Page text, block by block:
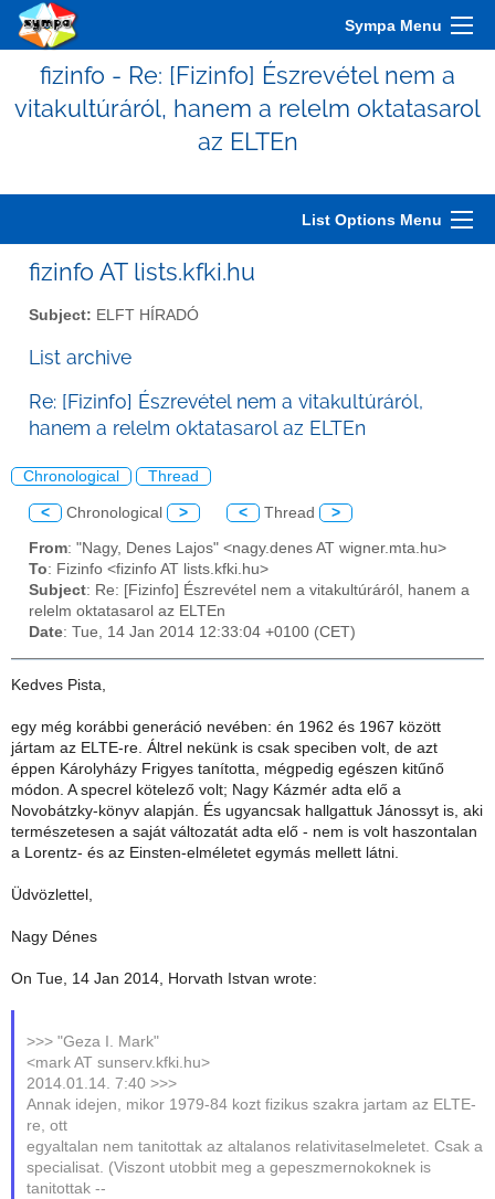
Sympa Menu
fizinfo - Re: [Fizinfo] Észrevétel nem a
vitakultúráról, hanem a relelm oktatasarol
az ELTEn
List Options Menu
fizinfo AT lists.kfki.hu
Subject: ELFT HÍRADÓ
List archive
Re: [Fizinfo] Észrevétel nem a vitakultúráról,
hanem a relelm oktatasarol az ELTEn
Chronological Thread
< Chronological > < Thread >
From: "Nagy, Denes Lajos" <nagy.denes AT wigner.mta.hu>
To: Fizinfo <fizinfo AT lists.kfki.hu>
Subject: Re: [Fizinfo] Észrevétel nem a vitakultúráról, hanem a
relelm oktatasarol az ELTEn
Date: Tue, 14 Jan 2014 12:33:04 +0100 (CET)
Kedves Pista,
egy még korábbi generáció nevében: én 1962 és 1967 között
jártam az ELTE-re. Áltrel nekünk is csak speciben volt, de azt
éppen Károlyházy Frigyes tanította, mégpedig egészen kitűnő
módon. A specrel kötelező volt; Nagy Kázmér adta elő a
Novobátzky-könyv alapján. És ugyancsak hallgattuk Jánossyt is, aki
természetesen a saját változatát adta elő - nem is volt haszontalan
a Lorentz- és az Einsten-elméletet egymás mellett látni.
Üdvözlettel,
Nagy Dénes
On Tue, 14 Jan 2014, Horvath Istvan wrote:
>>> "Geza I. Mark"
<mark AT sunserv.kfki.hu>
2014.01.14. 7:40 >>>
Annak idejen, mikor 1979-84 kozt fizikus szakra jartam az ELTE-
re, ott
egyaltalan nem tanitottak az altalanos relativitaselmeletet. Csak a
specialisat. (Viszont utobbit meg a gepeszmernokoknek is
tanitottak --